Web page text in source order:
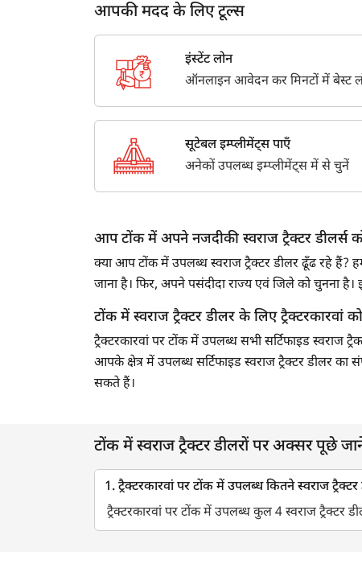
आपकी मदद के लिए टूल्स
इंस्टेंट लोन
ऑनलाइन आवेदन कर मिनटों में बेस्ट
सूटेबल इम्प्लीमेंट्स पाएँ
अनेकों उपलब्ध इम्प्लीमेंट्स में से चुनें
आप टोंक में अपने नजदीकी स्वराज ट्रैक्टर
क्या आप टोंक में उपलब्ध स्वराज ट्रैक्टर डीलर ढूँढ रहे हैं?
जाना है। फिर, अपने पसंदीदा राज्य एवं जिले को चुनना
टोंक में स्वराज ट्रैक्टर डीलर के लिए ट्रैक्टरकारवां
ट्रैक्टरकारवां पर टोंक में उपलब्ध सभी सर्टिफाइड
आपके क्षेत्र में उपलब्ध सर्टिफाइड स्वराज ट्रैक्टर डीलर
सकते हैं।
टोंक में स्वराज ट्रैक्टर डीलरों पर अक्सर पूछे
1. ट्रैक्टरकारवां पर टोंक में उपलब्ध कितने स्वराज
ट्रैक्टरकारवां पर टोंक में उपलब्ध कुल 4 स्वराज ट्रैक्टर